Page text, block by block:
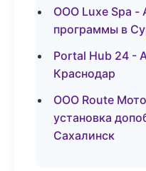
ООО Luxe Spa -
программы в
Portal Hub 24 -
Краснодар
ООО Route
установка
Сахалинск